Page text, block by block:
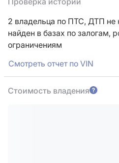
2 владельца по ПТС, ДТП не
найден в базах по залогам,
ограничениям
Смотреть отчет по VIN
Стоимость владения